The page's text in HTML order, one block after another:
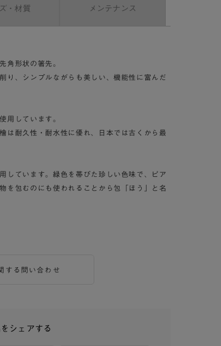
・材質 メンテナンス
角形状の箸先。
り、シンプルながらも美しい、機能性に富んだ
用しています。
は耐久性・耐水性に優れ、日本では古くから最
しています。緑色を帯びた珍しい色味で、ピア
を包むのにも使われることから包「ほう」と名
する問い合わせ
シェアする